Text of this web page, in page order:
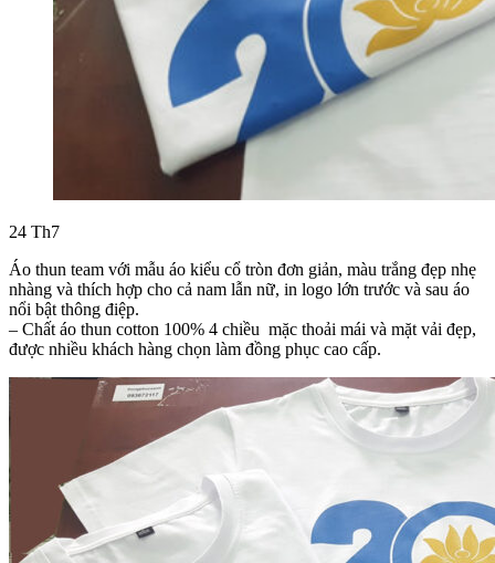
24 Th7
Áo thun team với mẫu áo kiểu cổ tròn đơn giản, màu trắng đẹp nhẹ
nhàng và thích hợp cho cả nam lẫn nữ, in logo lớn trước và sau áo
nổi bật thông điệp.
– Chất áo thun cotton 100% 4 chiều mặc thoải mái và mặt vải đẹp,
được nhiều khách hàng chọn làm đồng phục cao cấp.